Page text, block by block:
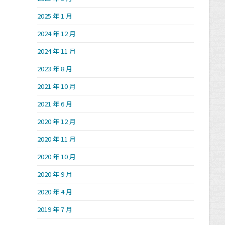
2025 年 1 月
2024 年 12 月
2024 年 11 月
2023 年 8 月
2021 年 10 月
2021 年 6 月
2020 年 12 月
2020 年 11 月
2020 年 10 月
2020 年 9 月
2020 年 4 月
2019 年 7 月